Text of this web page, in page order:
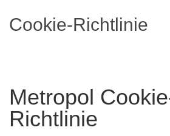
Cookie-Richtlinie
Metropol
Richtlinie